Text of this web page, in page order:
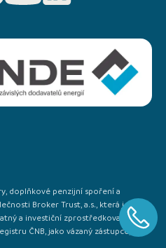
doplňkové penzijní spoření a
Broker Trust, a.s., která je
a investiční zprostředkovatel IČO:
ČNB, jako vázaný zástupce, a to